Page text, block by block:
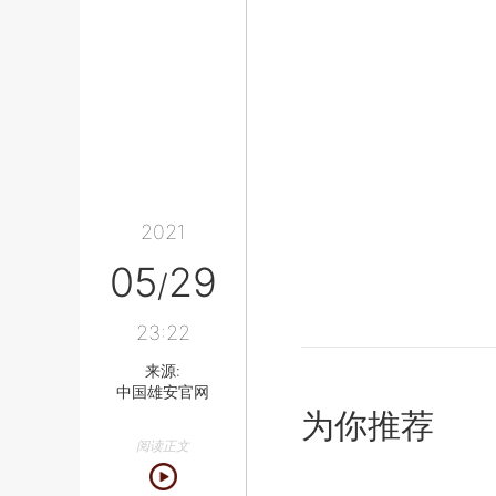
2021
05/29
23:22
来源:
中国雄安官网
阅读正文
为你推荐